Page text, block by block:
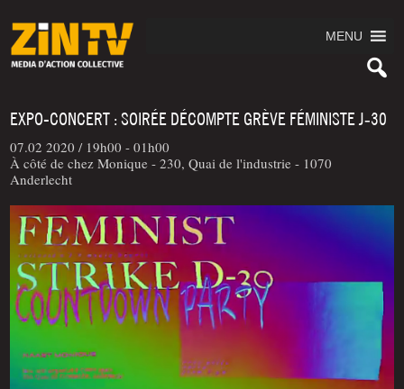
MENU
EXPO-CONCERT : SOIRÉE DÉCOMPTE GRÈVE FÉMINISTE J‑30
07.02 2020 / 19h00 - 01h00
À côté de chez Monique - 230, Quai de l'industrie - 1070
Anderlecht